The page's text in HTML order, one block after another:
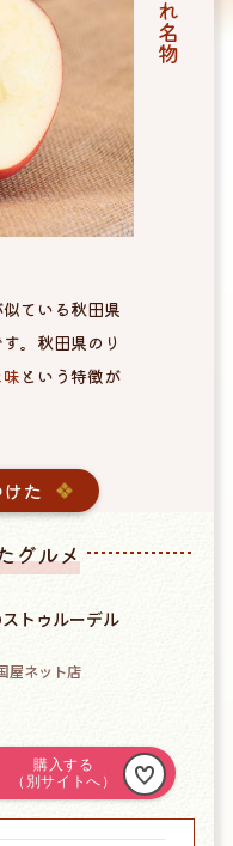
ている秋田県
。秋田県のり
という特徴が
た
グルメ
トゥルーデル
屋ネット店